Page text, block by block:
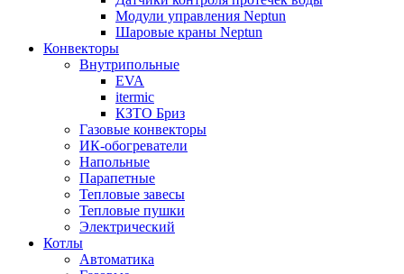
Модули управления Neptun
Шаровые краны Neptun
Конвекторы
Внутрипольные
EVA
itermic
КЗТО Бриз
Газовые конвекторы
ИК-обогреватели
Напольные
Парапетные
Тепловые завесы
Тепловые пушки
Электрический
Котлы
Автоматика